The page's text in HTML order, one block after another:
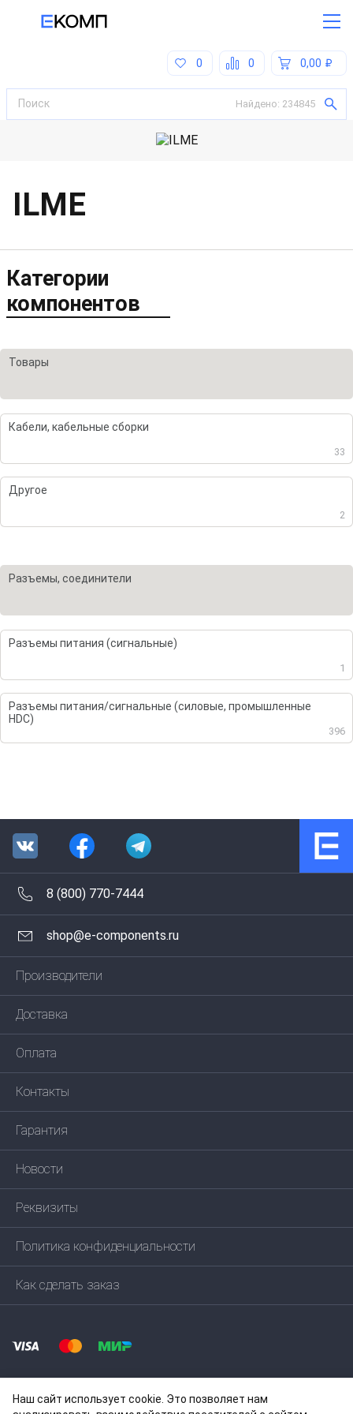
Наш сайт использует cookie. Это позволяет нам
0,00
0
0
Найдено: 234845
ILME
Категории
компонентов
Товары
Кабели, кабельные сборки
33
Другое
2
Разъемы, соединители
Разъемы питания (сигнальные)
1
Разъемы питания/сигнальные (силовые, промышленные
HDC)
396
8 (800) 770-7444
shop@e-components.ru
Производители
Доставка
Оплата
Контакты
Гарантия
Новости
Реквизиты
Политика конфиденциальности
Как сделать заказ